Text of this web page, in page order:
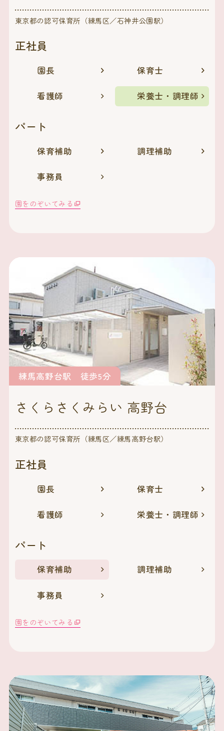
東京都の認可保育所（練馬区／石神井公園駅）
正社員
園長 保育士
看護師 栄養士・調理師
パート
保育補助 調理補助
事務員
園をのぞいてみる
練馬高野台駅 徒歩5分
さくらさくみらい 高野台
東京都の認可保育所（練馬区／練馬高野台駅）
正社員
園長 保育士
看護師 栄養士・調理師
パート
保育補助 調理補助
事務員
園をのぞいてみる